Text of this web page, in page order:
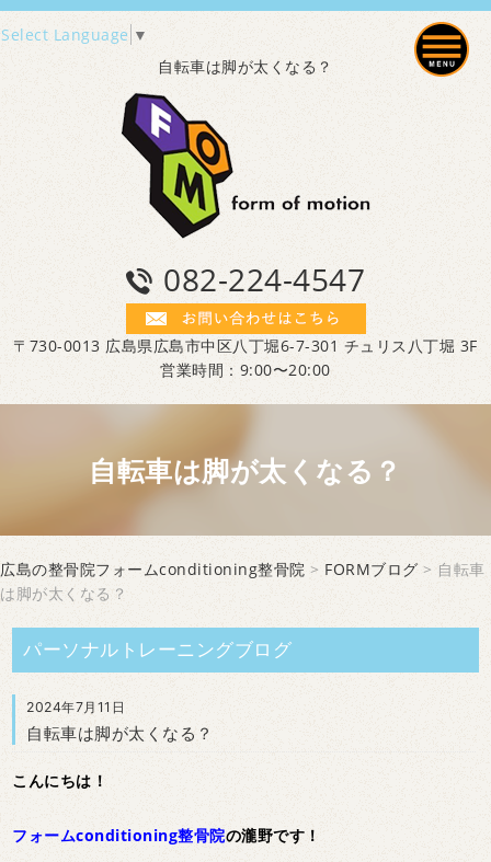
Select Language ▼
自転車は脚が太くなる？
082-224-4547
〒730-0013 広島県広島市中区八丁堀6-7-301 チュリス八丁堀 3F
営業時間：9:00〜20:00
自転車は脚が太くなる？
広島の整骨院フォームconditioning整骨院 > FORMブログ > 自転車
は脚が太くなる？
パーソナルトレーニングブログ
2024年7月11日
自転車は脚が太くなる？
こんにちは！
フォームconditioning整骨院の瀧野です！